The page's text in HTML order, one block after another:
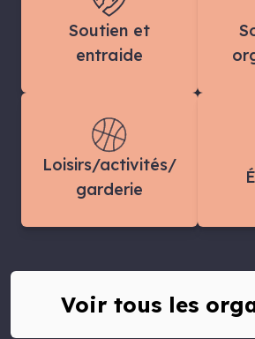
Soutien et
entraide
Loisirs/activités/
garderie
Voir tous les